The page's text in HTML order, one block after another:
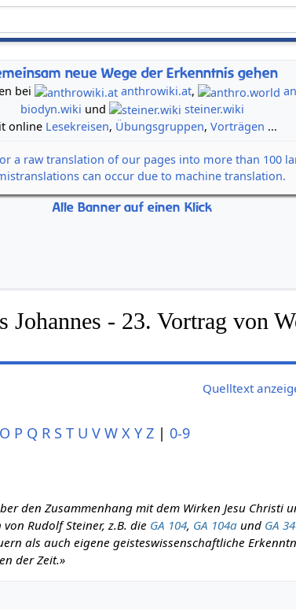
neue Wege der Erkenntnis gehen
bei anthrowiki.at,
biodyn.wiki und
steiner.wiki
online Lesekreisen, Übungsgruppen,Vorträgen ...
a raw translation of our pages into more than 100
can occur due to machine translation.
Alle Banner auf einen Klick
Johannes - 23. Vortrag von
Quelltext
O P Q R S T U V W X Y Z | 0-9
den Zusammenhang mit dem Wirken Jesu Christi
Rudolf Steiner, z.B. die GA 104, GA 104a und GA
als auch eigene geisteswissenschaftliche
der Zeit.»